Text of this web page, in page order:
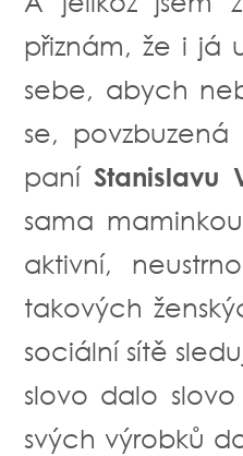
přiznám, že i já
sebe, abych
se,
paníStanislavu
sama
aktivní,
takových
sociální sítě
slovo dalo
svých výrobků